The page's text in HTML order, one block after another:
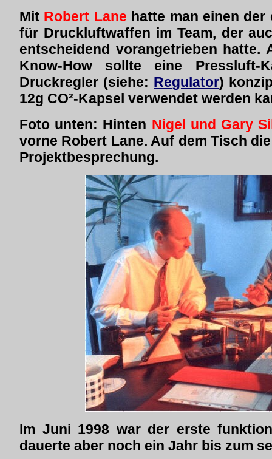
Mit Robert Lane hatte man einen
für Druckluftwaffen im Team, der
entscheidend vorangetrieben hatte.
Know-How sollte eine Pressluft-
Druckregler (siehe: Regulator)
12g CO²-Kapsel verwendet werden
Foto unten: Hinten Nigel und Gary
vorne Robert Lane. Auf dem Tisch
Projektbesprechung.
Im Juni 1998 war der erste
dauerte aber noch ein Jahr bis zum